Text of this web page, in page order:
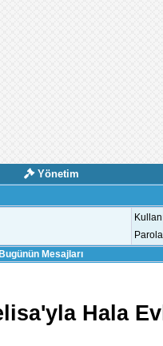
Yönetim
Parola
Bugünün Mesajları
Hala